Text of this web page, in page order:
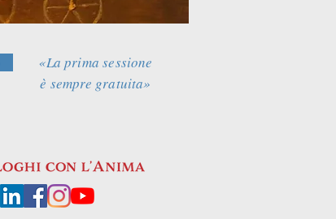
«La prima sessione
è sempre gratuita»